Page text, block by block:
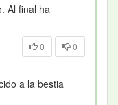
Al final ha
0 0
a la bestia